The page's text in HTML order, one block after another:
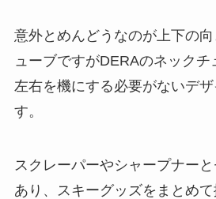
意外とめんどうなのが上下の
ューブですがDERAのネック
左右を機にする必要がないデ
す。
スクレーパーやシャープナー
あり、スキーグッズをまとめ